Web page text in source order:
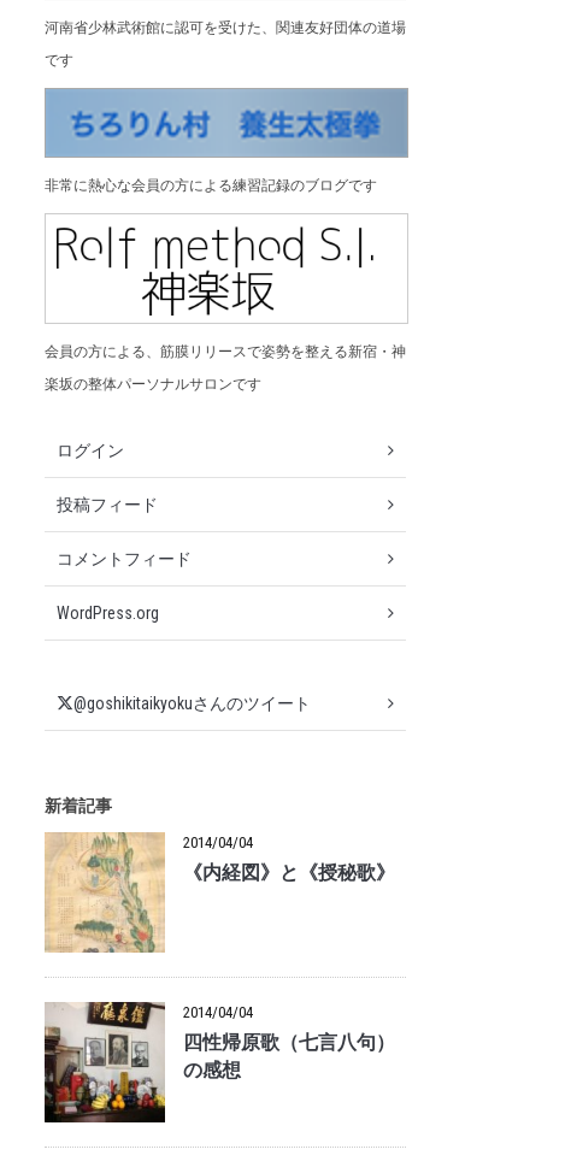
河南省少林武術館に認可を受けた、関連友好団体の道場
です
非常に熱心な会員の方による練習記録のブログです
会員の方による、筋膜リリースで姿勢を整える新宿・神
楽坂の整体パーソナルサロンです
ログイン
投稿フィード
コメントフィード
WordPress.org
@goshikitaikyokuさんのツイート
新着記事
2014/04/04
《内経図》と《授秘歌》
2014/04/04
四性帰原歌（七言八句）
の感想